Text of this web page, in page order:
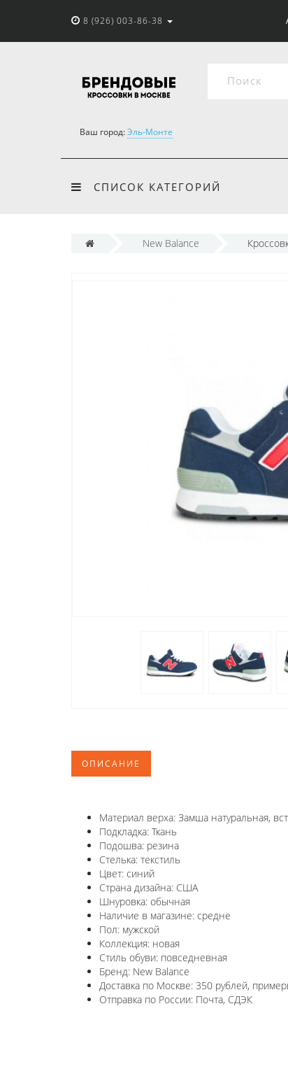
8 (926) 003-86-38
Ваш город:Эль-Монте
СПИСОК КАТЕГОРИЙ
New Balance
ОПИСАНИЕ
Материал верха: Замша натуральная,
Подкладка: Ткань
Подошва: резина
Стелька: текстиль
Цвет: синий
Страна дизайна: США
Шнуровка: обычная
Наличие в магазине: средне
Пол: мужской
Коллекция: новая
Стиль обуви: повседневная
Бренд: New Balance
Доставка по Москве: 350 рублей,
Отправка по России: Почта, СДЭК